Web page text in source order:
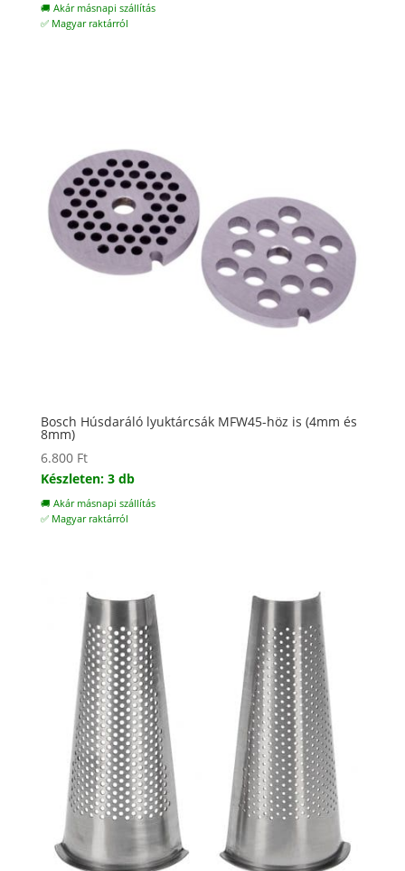
🚚 Akár másnapi szállítás
✅ Magyar raktárról
Bosch Húsdaráló lyuktárcsák MFW45-höz is (4mm és
8mm)
6.800 Ft
Készleten: 3 db
🚚 Akár másnapi szállítás
✅ Magyar raktárról